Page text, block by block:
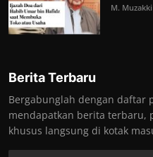
M.
Berita Terbaru
Bergabunglah dengan daftar
mendapatkan berita terbaru,
khusus langsung di kotak